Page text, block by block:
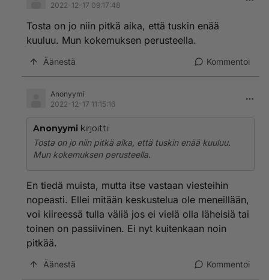
2022-12-17 09:17:48
Tosta on jo niin pitkä aika, että tuskin enää
kuuluu. Mun kokemuksen perusteella.
Äänestä Kommentoi
Anonyymi
2022-12-17 11:15:16
Anonyymi kirjoitti:
Tosta on jo niin pitkä aika, että tuskin enää kuuluu.
Mun kokemuksen perusteella.
En tiedä muista, mutta itse vastaan viesteihin
nopeasti. Ellei mitään keskustelua ole meneillään,
voi kiireessä tulla väliä jos ei vielä olla läheisiä tai
toinen on passiivinen. Ei nyt kuitenkaan noin
pitkää.
Äänestä Kommentoi